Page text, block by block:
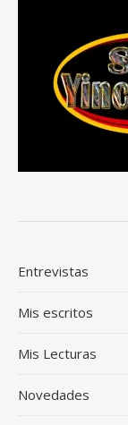
Entrevistas
Mis escritos
Mis Lecturas
Novedades